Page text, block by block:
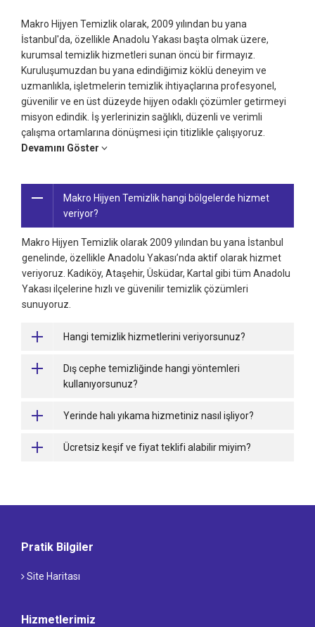
Makro Hijyen Temizlik olarak, 2009 yılından bu yana
İstanbul'da, özellikle Anadolu Yakası başta olmak üzere,
kurumsal temizlik hizmetleri sunan öncü bir firmayız.
Kuruluşumuzdan bu yana edindiğimiz köklü deneyim ve
uzmanlıkla, işletmelerin temizlik ihtiyaçlarına profesyonel,
güvenilir ve en üst düzeyde hijyen odaklı çözümler getirmeyi
misyon edindik. İş yerlerinizin sağlıklı, düzenli ve verimli
çalışma ortamlarına dönüşmesi için titizlikle çalışıyoruz.
Devamını Göster
Makro Hijyen Temizlik hangi bölgelerde hizmet
veriyor?
Makro Hijyen Temizlik olarak 2009 yılından bu yana İstanbul
genelinde, özellikle Anadolu Yakası’nda aktif olarak hizmet
veriyoruz. Kadıköy, Ataşehir, Üsküdar, Kartal gibi tüm Anadolu
Yakası ilçelerine hızlı ve güvenilir temizlik çözümleri
sunuyoruz.
Hangi temizlik hizmetlerini veriyorsunuz?
Dış cephe temizliğinde hangi yöntemleri
kullanıyorsunuz?
Yerinde halı yıkama hizmetiniz nasıl işliyor?
Ücretsiz keşif ve fiyat teklifi alabilir miyim?
Pratik Bilgiler
Site Haritası
Hizmetlerimiz